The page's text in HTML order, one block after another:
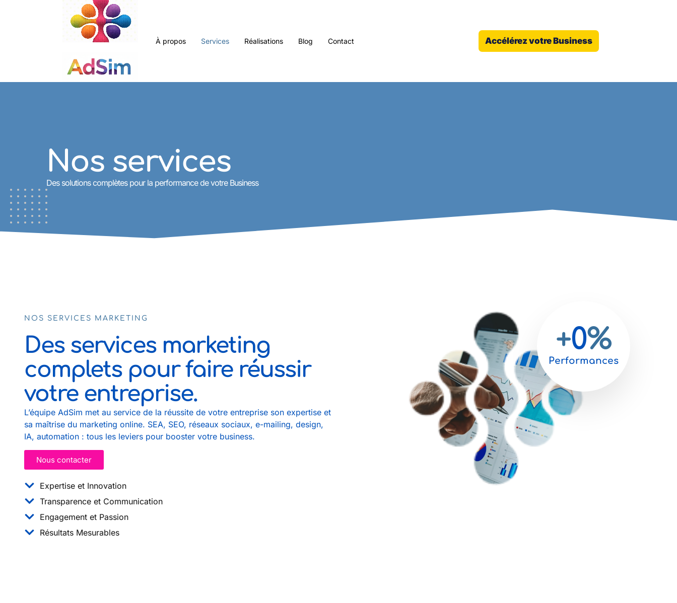
À propos Services Réalisations Blog Contact Accélérez votre Business
Nos services
Des solutions complètes pour la performance de votre Business
NOS SERVICES MARKETING
Des services marketing
complets pour faire réussir
votre entreprise.
L’équipe AdSim met au service de la réussite de votre entreprise son expertise et
sa maîtrise du marketing online. SEA, SEO, réseaux sociaux, e-mailing, design,
IA, automation : tous les leviers pour booster votre business.
Nous contacter
Expertise et Innovation
Transparence et Communication
Engagement et Passion
Résultats Mesurables
Performances
+0%